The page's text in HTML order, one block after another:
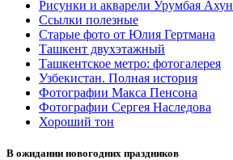
Рисунки и акварели Урумбая
Ссылки полезные
Старые фото от Юлия Гертмана
Ташкент двухэтажный
Ташкентское метро: фотогалерея
Узбекистан. Полная история
Фотографии Макса Пенсона
Фотографии Сергея Наследова
Хороший тон
В ожидании новогодних праздников